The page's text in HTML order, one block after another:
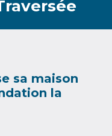
sa maison
la